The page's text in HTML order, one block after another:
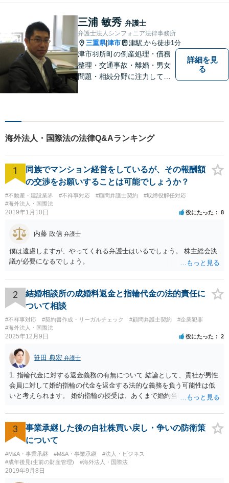
ることはございません。元警
察官の経験を活かした交通事
故事案対応もいたします。
三浦 敏秀 弁護士
弁護士法人シンフォニア法律事務所
三重県|津市 津駅 から徒歩1分
津市羽所町の倒産処理・債務
整理・交通事故・離婚・男女
問題・相続分野に注力してい
相談は初回無料】【夜間予約
可能】
詳細を見
る
海外法人・国際法の法律Q&Aランキング
1
同族でマンション経営をしているが、その報酬額
の交渉をお願いすることは可能でしょうか？
#不動産・建設業界 #不祥事対応 #顧問弁護士契約
#取締役解任対応
#海外法人・国際法
2019年1月10日 役にたった 8
内藤 政信 弁護士
僕は遠慮しますが、やってくれる弁護士はいるでしょう。 株主総会決
議が必要になるでしょう。
2
結婚相談所の成婚料返金と指輪代金の法的責任に
ついて相談
#不祥事対応 #契約書作成・リーガルチェック #顧問弁護士契約
#企業犯罪
#海外法人・国際法
2025年12月9日 役にたった 2
笹田 典宏 弁護士
1. 指輪代金に対する返金義務の有無について 結論として、貴社が男性
会員に対して婚約指輪の代金を返金する法的な義務を負う可能性は低
いと考えられます。 婚約指輪の授受は、あくまで婚約当事者である男
貴社は、その贈与契約の当事者ではありません。したがって、仮に女
性が返金義務を負う場合であっても、貴社が返金義務を負う法的根拠
は見当たりません。 また、国際結婚の仲介契約に関する裁判例では、
会員の個人的な理由による破談で追加的に発生した費用は会員自身が
負担すべきであり、仲介業者に責任がない限り、成婚料の支払いを拒
絶することはできないと判断されています。この裁判例は、仲介業者
3
事業承継した後の自社株買い戻し・争いの防衛策
について
#M&A・事業承継 #M&A・事業承継
#法人・ビジネス
#成年後見(生前の財産管理)
#海外法人・国際法
2019年9月8日